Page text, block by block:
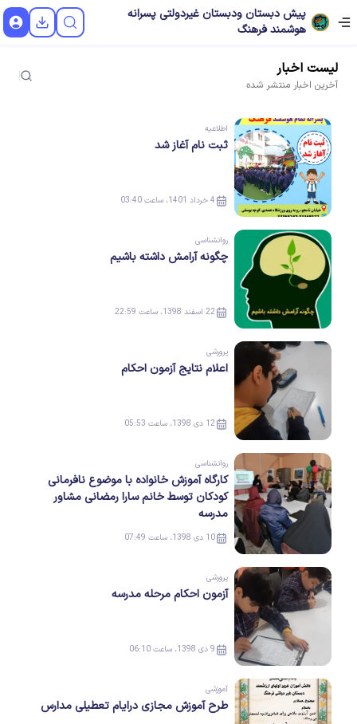
پیش دبستان ودبستان غیردولتی پسرانه
هوشمند فرهنگ
لیست اخبار
آخرین اخبار منتشر شده
اطلاعیه
ثبت نام آغاز شد
4 خرداد 1401، ساعت 03:40
روانشناسی
چگونه آرامش داشته باشیم
22 اسفند 1398، ساعت 22:59
پرورشی
اعلام نتایج آزمون احکام
12 دی 1398، ساعت 05:53
روانشناسی
کارگاه آموزش خانواده با موضوع نافرمانی
کودکان توسط خانم سارا رمضانی مشاور
مدرسه
10 دی 1398، ساعت 07:49
پرورشی
آزمون احکام مرحله مدرسه
9 دی 1398، ساعت 06:10
آموزشی
طرح آموزش مجازی درایام تعطیلی مدارس